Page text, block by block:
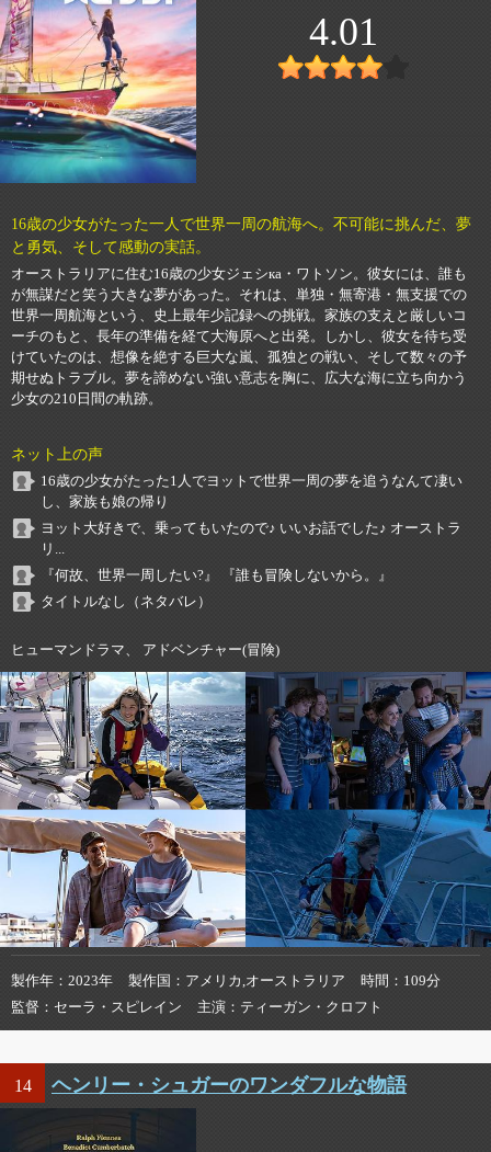
4.01
16歳の少女がたった一人で世界一周の航海へ。不可能に挑んだ、夢
と勇気、そして感動の実話。
オーストラリアに住む16歳の少女ジェシка・ワトソン。彼女には、誰も
が無謀だと笑う大きな夢があった。それは、単独・無寄港・無支援での
世界一周航海という、史上最年少記録への挑戦。家族の支えと厳しいコ
ーチのもと、長年の準備を経て大海原へと出発。しかし、彼女を待ち受
けていたのは、想像を絶する巨大な嵐、孤独との戦い、そして数々の予
期せぬトラブル。夢を諦めない強い意志を胸に、広大な海に立ち向かう
少女の210日間の軌跡。
ネット上の声
16歳の少女がたった1人でヨットで世界一周の夢を追うなんて凄い
し、家族も娘の帰り
ヨット大好きで、乗ってもいたので♪ いいお話でした♪ オーストラ
リ...
『何故、世界一周したい?』 『誰も冒険しないから。』
タイトルなし（ネタバレ）
ヒューマンドラマ、 アドベンチャー(冒険)
製作年 2023年 製作国 アメリカ,オーストラリア 時間
109分
監督
セーラ・スピレイン 主演 ティーガン・クロフト
14 ヘンリー・シュガーのワンダフルな物語